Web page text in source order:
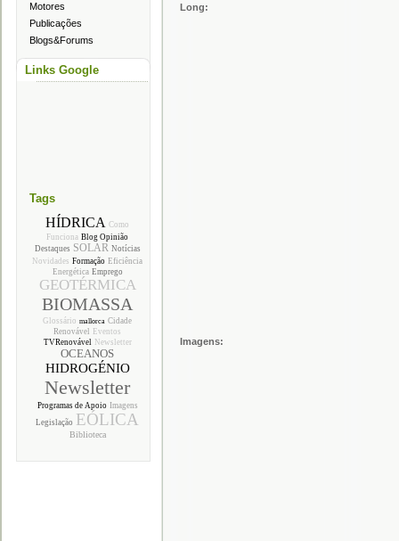
Motores
Publicações
Blogs&Forums
Links Google
Tags
HÍDRICA Como
Funciona Blog Opinião
Destaques SOLAR Notícias
Novidades Formação Eficiência
Energética Emprego
GEOTÉRMICA
BIOMASSA
Glossário mallorca Cidade
Renovável
Eventos
TVRenovável Newsletter
OCEANOS
HIDROGÉNIO
Newsletter
Programas de Apoio Imagens
Legislação EÓLICA
Biblioteca
Long:
Imagens: